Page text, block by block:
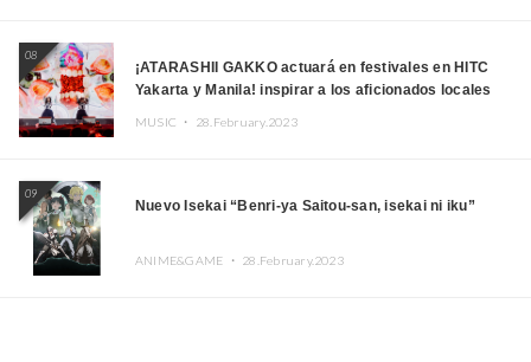
08
¡ATARASHII GAKKO actuará en festivales en HITC
Yakarta y Manila! inspirar a los aficionados locales
MUSIC ・ 28.February.2023
09
Nuevo Isekai “Benri-ya Saitou-san, isekai ni iku”
ANIME&GAME ・ 28.February.2023